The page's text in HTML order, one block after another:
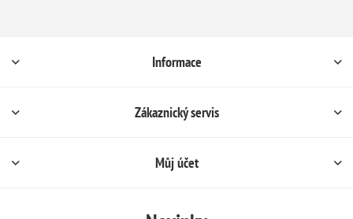
Informace
Zákaznický servis
Můj účet